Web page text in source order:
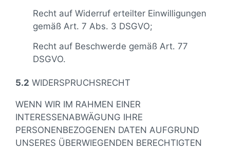
Recht auf Widerruf erteilter Einwilligungen
gemäß Art. 7 Abs. 3 DSGVO;
Recht auf Beschwerde gemäß Art. 77
DSGVO.
5.2 WIDERSPRUCHSRECHT
WENN WIR IM RAHMEN EINER
INTERESSENABWÄGUNG IHRE
PERSONENBEZOGENEN DATEN AUFGRUND
UNSERES ÜBERWIEGENDEN BERECHTIGTEN